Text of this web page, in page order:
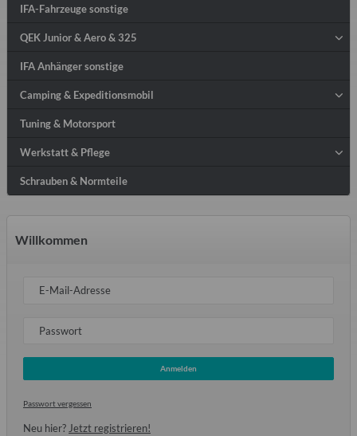
IFA-Fahrzeuge sonstige
QEK Junior & Aero & 325
IFA Anhänger sonstige
Camping & Expeditionsmobil
Tuning & Motorsport
Werkstatt & Pflege
Schrauben & Normteile
Willkommen
E-Mail-Adresse
Passwort
Anmelden
Passwort vergessen
Neu hier?Jetzt registrieren!